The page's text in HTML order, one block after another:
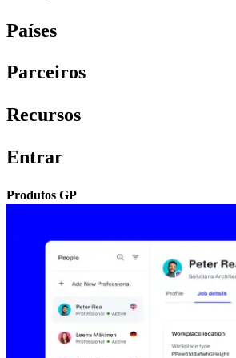
Países​​
Parceiros​​
Recursos​​
Entrar​​
Produtos GP​​